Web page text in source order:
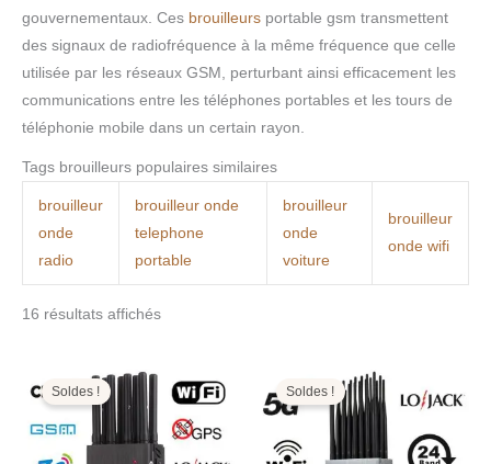
gouvernementaux. Ces brouilleurs portable gsm transmettent
des signaux de radiofréquence à la même fréquence que celle
utilisée par les réseaux GSM, perturbant ainsi efficacement les
communications entre les téléphones portables et les tours de
téléphonie mobile dans un certain rayon.
Tags brouilleurs populaires similaires
brouilleur
onde
radio
brouilleur onde
telephone
portable
brouilleur
onde
voiture
brouilleur
onde wifi
16 résultats affichés
Soldes !
prix
initial
était :
499,00€.
prix
actuel
est :
199,99€.
Soldes !initial
était :
1.599,00€.
prix
actuel
est :
799,99€.